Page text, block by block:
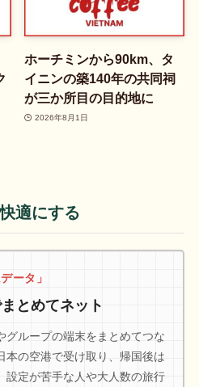
ホーチミンから90km、タ
イニンの築140年の共同祠
が三か所目の目的地に
2026年8月1日
適にする
ータ」
とめてネット
グループの端末をまとめてつな
本の空港で受け取り、帰国後は
設定が苦手な人や大人数の旅行